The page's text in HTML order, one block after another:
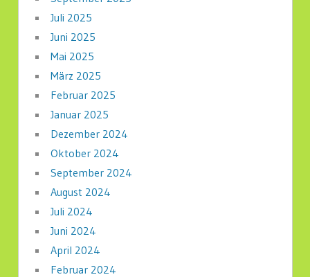
Juli 2025
Juni 2025
Mai 2025
März 2025
Februar 2025
Januar 2025
Dezember 2024
Oktober 2024
September 2024
August 2024
Juli 2024
Juni 2024
April 2024
Februar 2024